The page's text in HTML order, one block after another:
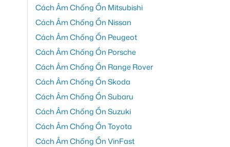
Cách Âm Chống Ồn Mitsubishi
Cách Âm Chống Ồn Nissan
Cách Âm Chống Ồn Peugeot
Cách Âm Chống Ồn Porsche
Cách Âm Chống Ồn Range Rover
Cách Âm Chống Ồn Skoda
Cách Âm Chống Ồn Subaru
Cách Âm Chống Ồn Suzuki
Cách Âm Chống Ồn Toyota
Cách Âm Chống Ồn VinFast